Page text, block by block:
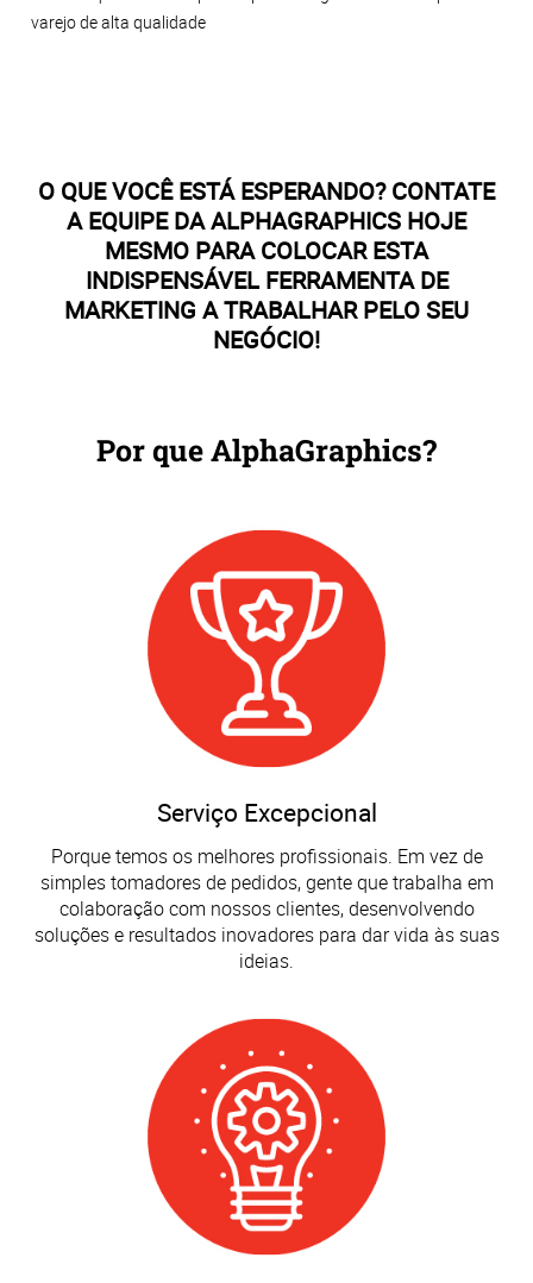
varejo de alta qualidade
O QUE VOCÊ ESTÁ ESPERANDO? CONTATE
A EQUIPE DA ALPHAGRAPHICS HOJE
MESMO PARA COLOCAR ESTA
INDISPENSÁVEL FERRAMENTA DE
MARKETING A TRABALHAR PELO SEU
NEGÓCIO!
Por que AlphaGraphics?
Serviço Excepcional
Porque temos os melhores profissionais. Em vez de
simples tomadores de pedidos, gente que trabalha em
colaboração com nossos clientes, desenvolvendo
soluções e resultados inovadores para dar vida às suas
ideias.